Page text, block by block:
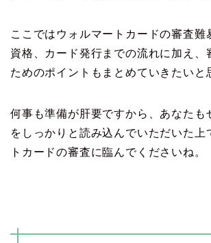
ここではウォルマートカードの審査難
資格、カード発行までの流れに加え、
ためのポイントもまとめていきたいと
何事も準備が肝要ですから、あなたも
をしっかりと読み込んでいただいた上
トカードの審査に臨んでくださいね。